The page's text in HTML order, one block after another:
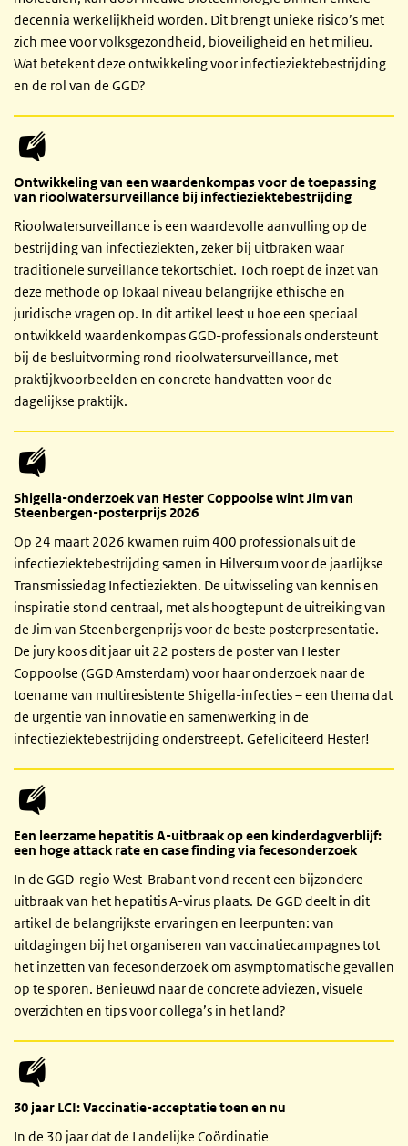
decennia werkelijkheid worden. Dit brengt unieke risico’s met
zich mee voor volksgezondheid, bioveiligheid en het milieu.
Wat betekent deze ontwikkeling voor infectieziektebestrijding
en de rol van de GGD?
Ontwikkeling van een waardenkompas voor de toepassing
van rioolwatersurveillance bij infectieziektebestrijding
Rioolwatersurveillance is een waardevolle aanvulling op de
bestrijding van infectieziekten, zeker bij uitbraken waar
traditionele surveillance tekortschiet. Toch roept de inzet van
deze methode op lokaal niveau belangrijke ethische en
juridische vragen op. In dit artikel leest u hoe een speciaal
ontwikkeld waardenkompas GGD-professionals ondersteunt
bij de besluitvorming rond rioolwatersurveillance, met
praktijkvoorbeelden en concrete handvatten voor de
dagelijkse praktijk.
Shigella-onderzoek van Hester Coppoolse wint Jim van
Steenbergen-posterprijs 2026
Op 24 maart 2026 kwamen ruim 400 professionals uit de
infectieziektebestrijding samen in Hilversum voor de jaarlijkse
Transmissiedag Infectieziekten. De uitwisseling van kennis en
inspiratie stond centraal, met als hoogtepunt de uitreiking van
de Jim van Steenbergenprijs voor de beste posterpresentatie.
De jury koos dit jaar uit 22 posters de poster van Hester
Coppoolse (GGD Amsterdam) voor haar onderzoek naar de
toename van multiresistente Shigella-infecties – een thema dat
de urgentie van innovatie en samenwerking in de
infectieziektebestrijding onderstreept. Gefeliciteerd Hester!
Een leerzame hepatitis A-uitbraak op een kinderdagverblijf:
een hoge attack rate en case finding via fecesonderzoek
In de GGD-regio West-Brabant vond recent een bijzondere
uitbraak van het hepatitis A-virus plaats. De GGD deelt in dit
artikel de belangrijkste ervaringen en leerpunten: van
uitdagingen bij het organiseren van vaccinatiecampagnes tot
het inzetten van fecesonderzoek om asymptomatische gevallen
op te sporen. Benieuwd naar de concrete adviezen, visuele
overzichten en tips voor collega’s in het land?
30 jaar LCI: Vaccinatie-acceptatie toen en nu
In de 30 jaar dat de Landelijke Coördinatie